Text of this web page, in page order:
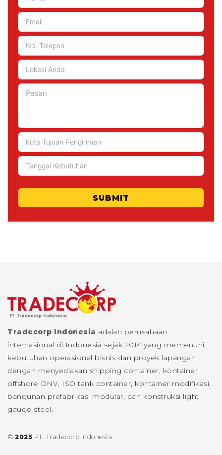
SUBMIT
Tradecorp Indonesia adalah perusahaan
internasional di Indonesia sejak 2014 yang memenuhi
kebutuhan operasional bisnis dan proyek lapangan
dengan menyediakan shipping container, kontainer
offshore DNV, ISO tank container, kontainer modifikasi,
bangunan prefabrikasi modular, dan konstruksi light
gauge steel.
© 2025 PT. Tradecorp Indonesia